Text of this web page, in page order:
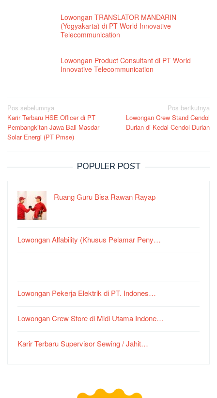
Lowongan TRANSLATOR MANDARIN
(Yogyakarta) di PT World Innovative
Telecommunication
Lowongan Product Consultant di PT World
Innovative Telecommunication
Navigasi
pos
Pos sebelumnya
Karir Terbaru HSE Officer di PT
Pembangkitan Jawa Bali Masdar
Solar Energi (PT Pmse)
Pos berikutnya
Lowongan Crew Stand Cendol
Durian di Kedai Cendol Durian
POPULER POST
Ruang Guru Bisa Rawan Rayap
Lowongan Alfability (Khusus Pelamar Peny…
Lowongan Pekerja Elektrik di PT. Indones…
Lowongan Crew Store di Midi Utama Indone…
Karir Terbaru Supervisor Sewing / Jahit…